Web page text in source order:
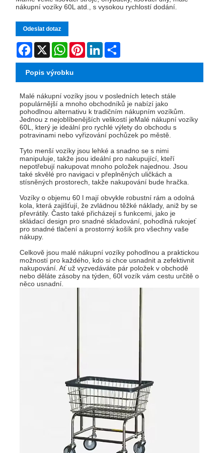
nákupní vozíky 60L atd., s vysokou rychlostí dodání.
Odeslat dotaz
Facebook
X WhatsAppPinterestLinkedIn
Popis výrobku
Malé nákupní vozíky jsou v posledních letech stále
populárnější a mnoho obchodníků je nabízí jako
pohodlnou alternativu k tradičním nákupním vozíkům.
Jednou z nejoblíbenějších velikostí jeMalé nákupní vozíky
60L
, který je ideální pro rychlé výlety do obchodu s
potravinami nebo vyřizování pochůzek po městě.
Tyto menší vozíky jsou lehké a snadno se s nimi
manipuluje, takže jsou ideální pro nakupující, kteří
nepotřebují nakupovat mnoho položek najednou. Jsou
také skvělé pro navigaci v přeplněných uličkách a
stísněných prostorech, takže nakupování bude hračka.
Vozíky o objemu 60 l mají obvykle robustní rám a odolná
kola, která zajišťují, že zvládnou těžké náklady, aniž by se
převrátily. Často také přicházejí s funkcemi, jako je
skládací design pro snadné skladování, pohodlná rukojeť
pro snadné tlačení a prostorný košík pro všechny vaše
nákupy.
Celkově jsou malé nákupní vozíky pohodlnou a praktickou
možností pro každého, kdo si chce usnadnit a zefektivnit
nakupování. Ať už vyzvedáváte pár položek v obchodě
nebo děláte zásoby na týden, 60l vozík vám cestu určitě o
něco usnadní.